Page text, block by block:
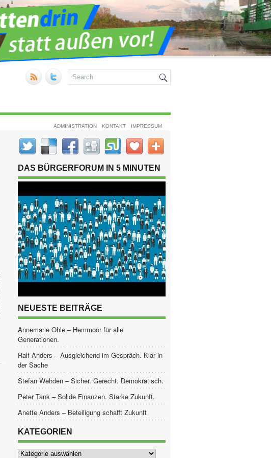
ADMINISTRATION KONTAKT IMPRESSUM
DAS BÜRGERFORUM IN 5 MINUTEN
NEUESTE BEITRÄGE
Annemarie Ohle – Hemmoor für alle
Generationen.
Ralf Anders – Ausgleichend im Gespräch. Klar in
der Sache
Stefan Wehden – Sicher. Gerecht. Demokratisch.
Peter Tank – Solide Finanzen. Starke Zukunft.
Anette Anders – Beteiligung schafft Zukunft
KATEGORIEN
Kategorien